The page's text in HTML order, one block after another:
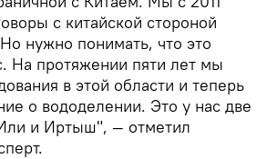
с китайской стороной
нужно понимать, что это
На протяжении пяти лет мы
в этой области и теперь
о вододелении. Это у нас две
и Иртыш", — отметил